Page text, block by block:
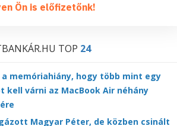
Ön is előfizetőnk!
TOP 24
memóriahiány, hogy több mint egy
kell várni az MacBook Air néhány
Magyar Péter, de közben csinált